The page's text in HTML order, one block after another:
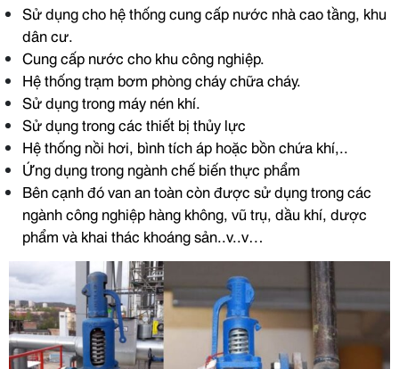
Sử dụng cho hệ thống cung cấp nước nhà cao tầng, khu
dân cư.
Cung cấp nước cho khu công nghiệp.
Hệ thống trạm bơm phòng cháy chữa cháy.
Sử dụng trong máy nén khí.
Sử dụng trong các thiết bị thủy lực
Hệ thống nồi hơi, bình tích áp hoặc bồn chứa khí,..
Ứng dụng trong ngành chế biến thực phẩm
Bên cạnh đó van an toàn còn được sử dụng trong các
ngành công nghiệp hàng không, vũ trụ, dầu khí, dược
phẩm và khai thác khoáng sản..v..v…